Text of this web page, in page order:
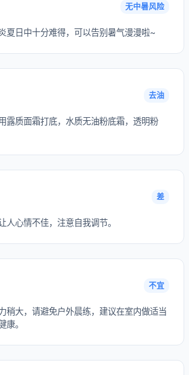
无中暑风险
夏日中十分难得，可以告别暑气漫漫啦~
去油
露质面霜打底，水质无油粉底霜，透明粉
差
人心情不佳，注意自我调节。
不宜
稍大，请避免户外晨练，建议在室内做适当
康。